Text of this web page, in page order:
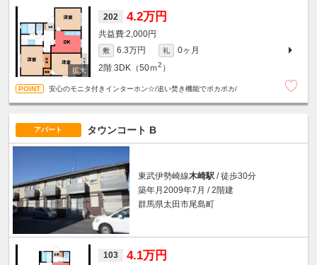
202 4.2万円
2,000円
敷 6.3万円 礼
0ヶ月
2階 3DK（50ｍ2 ）
安心のモニタ付きインターホン☆/追い焚き機能でポカポカ/
アパート タウンコート B
東武伊勢崎線木崎駅 / 徒歩30分
築年月2009年7月 / 2階建
群馬県太田市尾島町
103 4.1万円